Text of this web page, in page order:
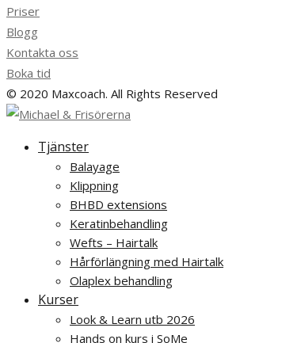
Priser
Blogg
Kontakta oss
Boka tid
© 2020 Maxcoach. All Rights Reserved
Tjänster
Balayage
Klippning
BHBD extensions
Keratinbehandling
Wefts – Hairtalk
Hårförlängning med Hairtalk
Olaplex behandling
Kurser
Look & Learn utb 2026
Hands on kurs i SoMe